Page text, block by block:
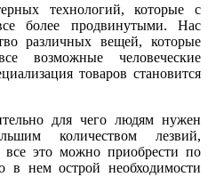
технологий, которые с
более продвинутыми. Нас
различных вещей, которые
возможные человеческие
товаров становится
для чего людям нужен
количеством лезвий,
это можно приобрести по
в нем острой необходимости